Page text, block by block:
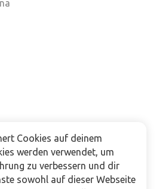
Cookies auf deinem
werden verwendet, um
zu verbessern und dir
sowohl auf dieser Webseite